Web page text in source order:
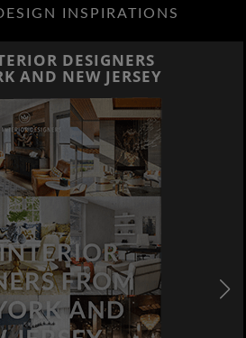
INSPIRATIONS
DESIGNERS
AND NEW JERSEY